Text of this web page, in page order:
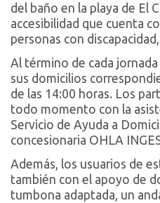
del baño en la playa de El
accesibilidad que cuenta
personas con
Al término de cada
sus domicilios
de las 14:00 horas. Los
todo momento con la
Servicio de Ayuda a
concesionaria OHLA
Además, los usuarios de
también con el apoyo de
tumbona adaptada, un